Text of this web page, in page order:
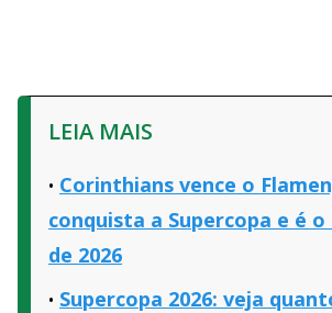
LEIA MAIS
Corinthians vence o
conquista a Supercopa e é o
de 2026
Supercopa 2026: veja